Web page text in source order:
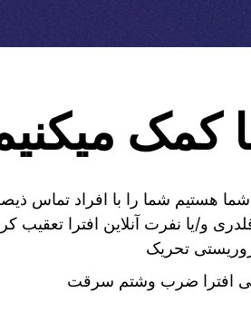
کمک
شما هستیم شما را با افراد تماس
و/یا نفرت آنلاین افترا تعقیب
تحریک
افترا ضرب وشتم سرقت